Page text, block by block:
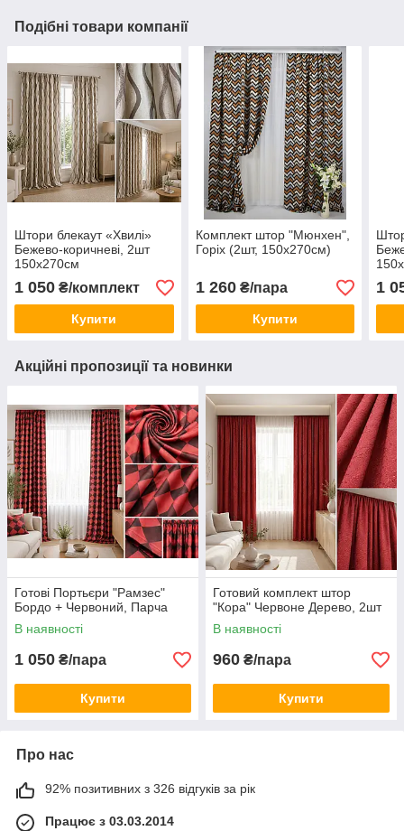
Подібні товари компанії
Штори блекаут «Хвилі»
Бежево-коричневі, 2шт
150х270см
1 050 ₴/комплект
Купити
Комплект штор "Мюнхен",
Горіх (2шт, 150х270см)
1 260₴/пара
Купити
1
Акційні пропозиції та новинки
Готові Портьєри "Рамзес"
Бордо + Червоний, Парча
В наявності
1 050 ₴/пара
Купити
Готовий комплект штор
"Кора" Червоне Дерево, 2шт
В наявності
960 ₴/пара
Купити
Про нас
92% позитивних з 326 відгуків за рік
Працює з 03.03.2014